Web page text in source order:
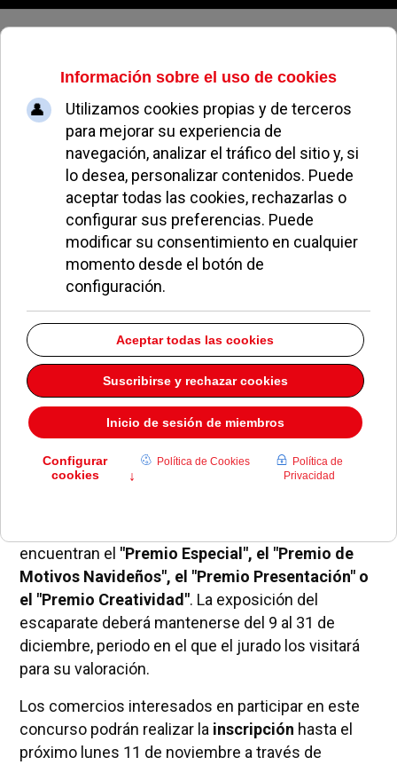
Sábado, 08 de agosto de 2026
Inscripciones abiertas para el
Concurso de Escaparatismo
Navideño
REDACCIÓN NAVIDAD EN POZUELO 08 NOVIEMBRE 2013
El objetivo es reconocer el esfuerzo de los
comerciantes por decorar y embellecer sus
escaparates durante las fechas navideñas.
El Ayuntamiento de Pozuelo de Alarcón ha
convocado una nueva edición delConcurso de
Escaparatismo Navideño con el objetivo de
decorar y embellecer sus escaparates durante las
encuentran el "Premio Especial", el "Premio de
Motivos Navideños", el "Premio Presentación" o
el "Premio Creatividad". La exposición del
escaparate deberá mantenerse del 9 al 31 de
diciembre, periodo en el que el jurado los visitará
para su valoración.
Los comercios interesados en participar en este
concurso podrán realizar la inscripción hasta el
próximo lunes 11 de noviembre a través de